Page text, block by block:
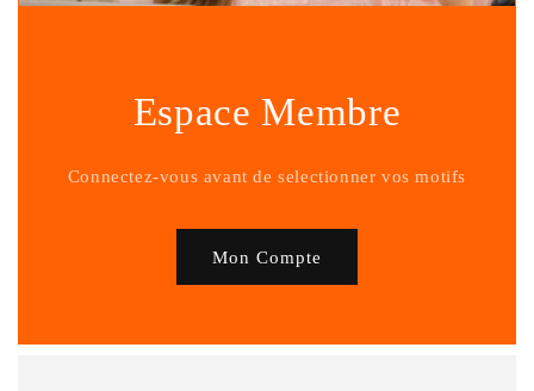
Espace Membre
Connectez-vous avant de selectionner vos motifs
Mon Compte